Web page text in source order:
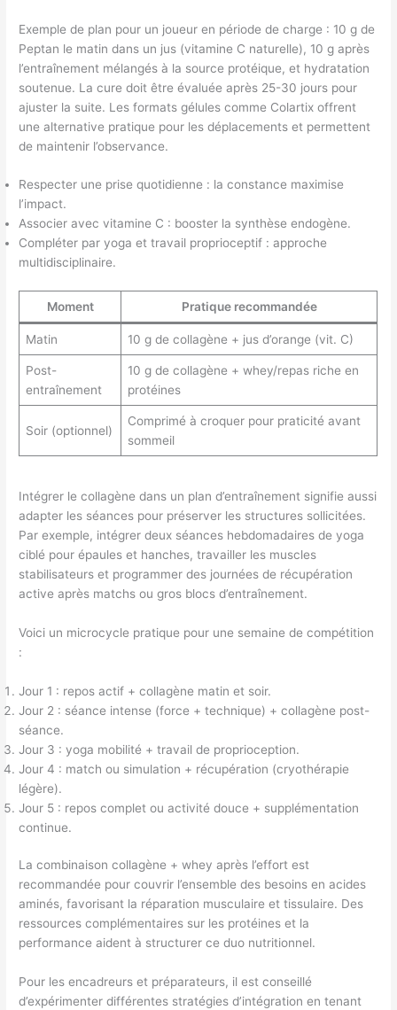
Exemple de plan pour un joueur en période de charge : 10 g de
Peptan le matin dans un jus (vitamine C naturelle), 10 g après
l’entraînement mélangés à la source protéique, et hydratation
soutenue. La cure doit être évaluée après 25-30 jours pour
ajuster la suite. Les formats gélules comme Colartix offrent
une alternative pratique pour les déplacements et permettent
de maintenir l’observance.
Respecter une prise quotidienne : la constance maximise
l’impact.
Associer avec vitamine C : booster la synthèse endogène.
Compléter par yoga et travail proprioceptif : approche
multidisciplinaire.
Moment Pratique recommandée
Matin 10 g de collagène + jus d’orange (vit. C)
Post-
entraînement
10 g de collagène + whey/repas riche en
protéines
Soir (optionnel)
Comprimé à croquer pour praticité avant
sommeil
Intégrer le collagène dans un plan d’entraînement signifie aussi
adapter les séances pour préserver les structures sollicitées.
Par exemple, intégrer deux séances hebdomadaires de yoga
ciblé pour épaules et hanches, travailler les muscles
stabilisateurs et programmer des journées de récupération
active après matchs ou gros blocs d’entraînement.
Voici un microcycle pratique pour une semaine de compétition
:
Jour 1 : repos actif + collagène matin et soir.
Jour 2 : séance intense (force + technique) + collagène post-
séance.
Jour 3 : yoga mobilité + travail de proprioception.
Jour 4 : match ou simulation + récupération (cryothérapie
légère).
Jour 5 : repos complet ou activité douce + supplémentation
continue.
La combinaison collagène + whey après l’effort est
recommandée pour couvrir l’ensemble des besoins en acides
aminés, favorisant la réparation musculaire et tissulaire. Des
ressources complémentaires sur les protéines et la
performance aident à structurer ce duo nutritionnel.
Pour les encadreurs et préparateurs, il est conseillé
d’expérimenter différentes stratégies d’intégration en tenant